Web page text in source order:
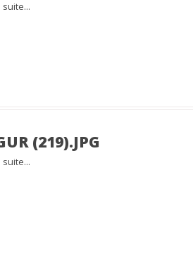
suite…
(219).JPG
suite…